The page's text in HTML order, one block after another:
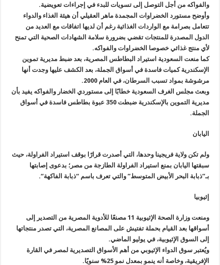
والفواكه من أجل التوصل إلى تسويات للبدء في إجراءات تعويضية.
وأوضح مستورد الخضراوات المجمدة ماهر العقيلي أن هيئة الغذاء والدواء
تتعامل بصرامة مع الواردات الغذائية رغم أن لديها اتفاقات مع العديد من
الدول المصدرة للمنتجات تقضي بضرورة سلامة الشهادات الصحية التي تمنح
لأي منتج غذائي خصوصا الخضراوات والفواكه.
كما منعت السعودية استيراد البطاطس المصرية، بعد ضبط مديرية تموين
الإسكندرية كميات فاسدة في أسواق الجملة، بعد الكشف عليها وجدت أنها
مرشوشة بمواد تسبب السرطان، في العام 2000
.
وبعث مجلس الغرف السعودية خطابًا إلى مستوردي الخضار والفواكه يفيد بأن
مديرية التموين بالإسكندرية ضبطت 350 عبوة بطاطس فاسدة في أسواق
الجملة.
اليابان
ولم تكن ولاية فريجينا وحدها، التي أصدرت قرارًا بوقف استيراد الفراولة، حيث
سبقتها اليابان بمنع استيراد الفراولة الطازجة من مصر؛ بدعوى إصابتها
بـ”ذبابة البحر الأبيض المتوسط” والتي تعرف باسم “ذبابة الفاكهة“.
إثيوبيا
ومنعت وزارة الصحة الإثيوبية 11 مصنعًا للأدوية المصرية من التصدير إلى
أسواقها بعد القيام بحملة تفتيش على المصانع المصرية، التي تصدر منتجاتها
إلى السوق الإثيوبية، في يوليو الماضي.
ويُعتبر سوق الدواء الإثيوبي من أهم الأسواق التصديرية لمصر في القارة
الإفريقية، وخاصة أنه ينمو بمعدل نمو 25% سنويًا
.